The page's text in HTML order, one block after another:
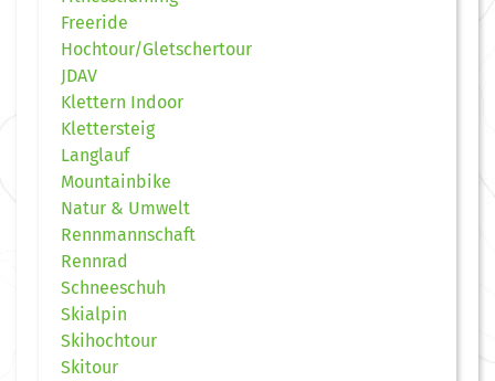
Freeride
Hochtour/Gletschertour
JDAV
Klettern Indoor
Klettersteig
Langlauf
Mountainbike
Natur & Umwelt
Rennmannschaft
Rennrad
Schneeschuh
Skialpin
Skihochtour
Skitour